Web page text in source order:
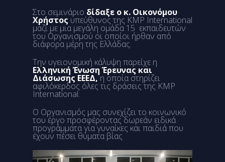
Στο σεμινάριο δίδαξε ο κ. Οικονόμου
Χρήστος υπεύθυνος της KMP International
μαζί με μια μεγάλη ομάδα 15 εκπαιδευτών
του Οργανισμού οι οποίοι ήρθαν από
διάφορα μέρη της Ελλάδας.
Την υγειονομική κάλυψη παρείχε η
Ελληνική Ένωση Έρευνας και
Διάσωσης ΕΕΕΔ,η οποία στηρίζει
αφιλόκερδος όλες τις δράσεις της KMP
International.
Ο Οργανισμός μας συνεχίζει το κοινωνικό
του έργο προσφέροντας δωρεάν ειδικά
προγράμματα για γυναίκες και παιδιά που
έχουν πέσει θύματα βίας